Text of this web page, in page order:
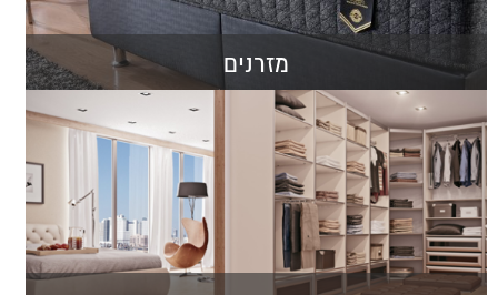
מזרנים